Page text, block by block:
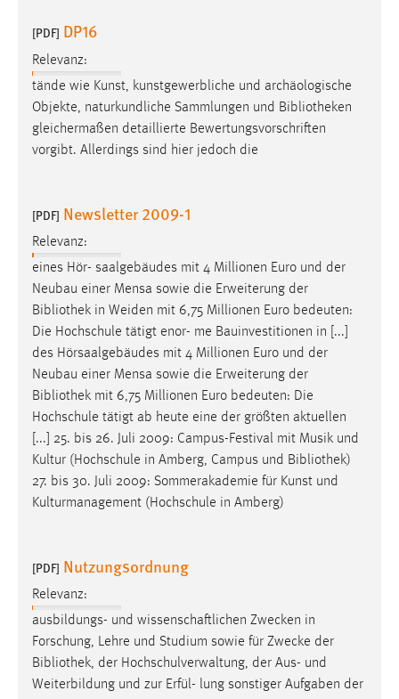
[PDF] DP16
Relevanz:
tände wie Kunst, kunstgewerbliche und archäologische
Objekte, naturkundliche Sammlungen und Bibliotheken
gleichermaßen detaillierte Bewertungsvorschriften
vorgibt. Allerdings sind hier jedoch die
[PDF] Newsletter 2009-1
Relevanz:
eines Hör- saalgebäudes mit 4 Millionen Euro und der
Neubau einer Mensa sowie die Erweiterung der
Bibliothek in Weiden mit 6,75 Millionen Euro bedeuten:
Die Hochschule tätigt enor- me Bauinvestitionen in [...]
des Hörsaalgebäudes mit 4 Millionen Euro und der
Neubau einer Mensa sowie die Erweiterung der
Bibliothek mit 6,75 Millionen Euro bedeuten: Die
Hochschule tätigt ab heute eine der größten aktuellen
[...] 25. bis 26. Juli 2009: Campus-Festival mit Musik und
Kultur (Hochschule in Amberg, Campus und Bibliothek)
27. bis 30. Juli 2009: Sommerakademie für Kunst und
Kulturmanagement (Hochschule in Amberg)
[PDF] Nutzungsordnung
Relevanz:
ausbildungs- und wissenschaftlichen Zwecken in
Forschung, Lehre und Studium sowie für Zwecke der
Bibliothek, der Hochschulverwaltung, der Aus- und
Weiterbildung und zur Erfül- lung sonstiger Aufgaben der